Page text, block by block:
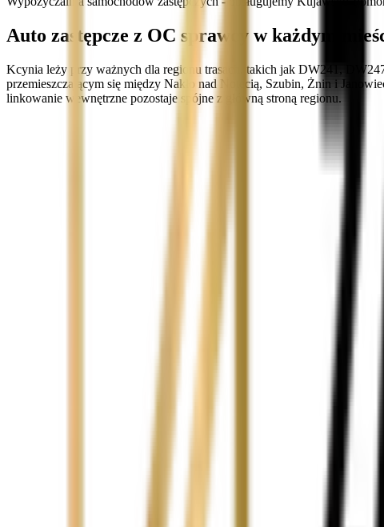
Auto zastępcze z OC sprawcy w każdym
Kcynia leży przy ważnych dla regionu trasach, takich jak DW241,
przemieszczającym się między Nakło nad Notecią, Szubin, Żnin i
linkowanie wewnętrzne pozostaje spójne z główną stroną regionu.